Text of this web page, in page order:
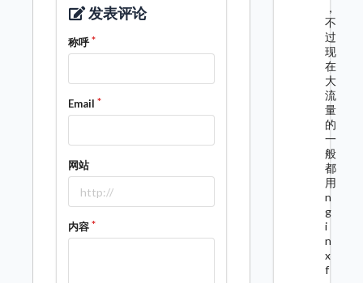
发表评论
称呼
Email
网站
内容
，
不
过
现
在
大
流
量
的
一
般
都
用
n
g
i
n
x
f